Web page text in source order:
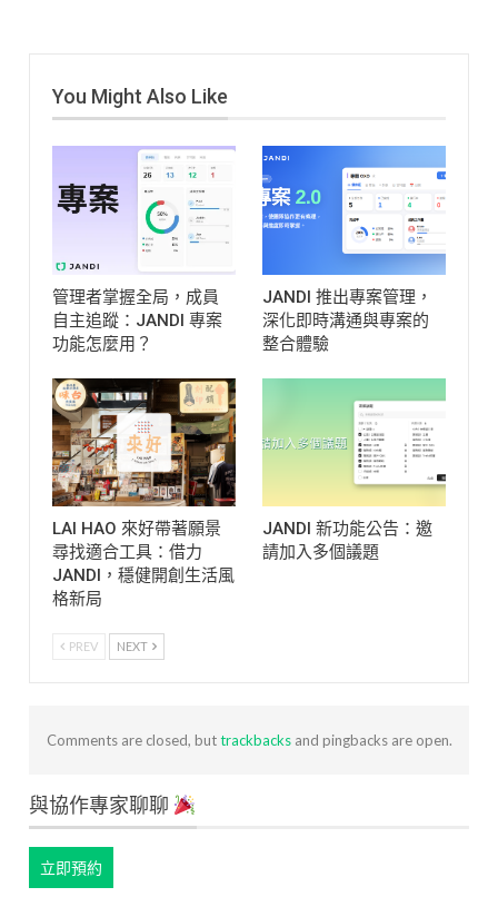
You Might Also Like
管理者掌握全局，成員
自主追蹤：JANDI 專案
功能怎麼用？
JANDI 推出專案管理，
深化即時溝通與專案的
整合體驗
LAI HAO 來好帶著願景
尋找適合工具：借力
JANDI，穩健開創生活風
格新局
JANDI 新功能公告：邀
請加入多個議題
PREV NEXT
Comments are closed, buttrackbacksand pingbacks are open.
與協作專家聊聊
立即預約